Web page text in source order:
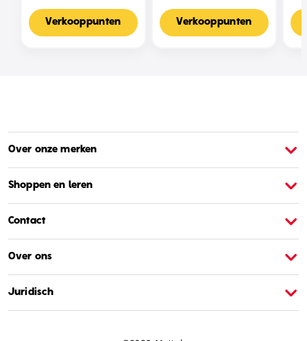
Verkooppunten Verkooppunten
Over onze merken
Shoppen en leren
Contact
Over ons
Juridisch